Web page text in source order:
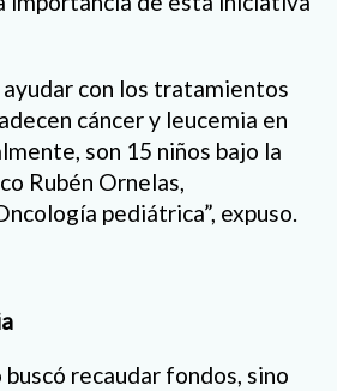
ayudar con los tratamientos
cáncer y leucemia en
son 15 niños bajo la
Rubén Ornelas,
pediátrica”, expuso.
recaudar fondos, sino